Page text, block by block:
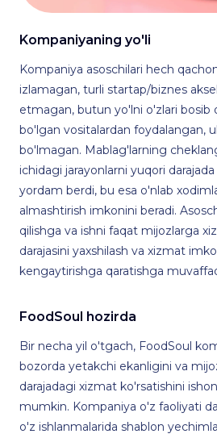
Kompaniyaning yo'li
Kompaniya asoschilari hech
izlamagan, turli startap/biznes
etmagan, butun yo'lni o'zlari bosib
bo'lgan vositalardan foydalangan,
bo'lmagan. Mablag'larning
ichidagi jarayonlarni yuqori
yordam berdi, bu esa o'nlab
almashtirish imkonini beradi.
qilishga va ishni faqat mijozlarga
darajasini yaxshilash va xizmat
kengaytirishga qaratishga
FoodSoul hozirda
Bir necha yil o'tgach, FoodSoul
bozorda yetakchi ekanligini va
darajadagi xizmat ko'rsatishini
mumkin. Kompaniya o'z faoliyati
o'z ishlanmalarida shablon